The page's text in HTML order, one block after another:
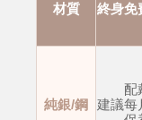
材質 終身免
純銀/鋼
配
建議每